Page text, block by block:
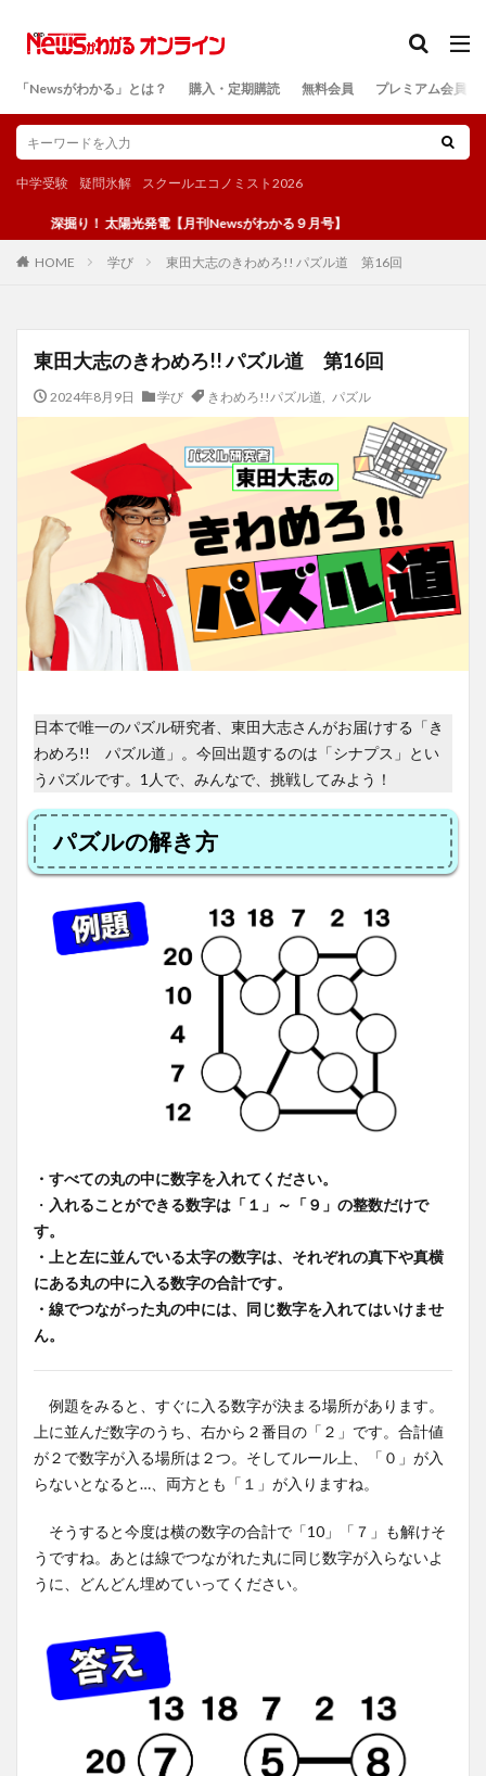
「Newsがわかる」とは？ 購入・定期購読 無料会員 プレミアム会員
中学受験 疑問氷解 スクールエコノミスト2026
掘り！ 太陽光発電【月刊Newsがわかる９月号】
HOME 学び 東田大志のきわめろ!! パズル道 第16回
東田大志のきわめろ!! パズル道 第16回
2024年8月9日 学び きわめろ!!パズル道 パズル
日本で唯一のパズル研究者、東田大志さんがお届けする「き
わめろ!! パズル道」。今回出題するのは「シナプス」とい
うパズルです。1人で、みんなで、挑戦してみよう！
パズルの解き方
・すべての丸の中に数字を入れてください。
・ 入れることができる数字は「１」～「９」の整数だけで
す。
・上と左に並んでいる太字の数字は、それぞれの真下や真横
にある丸の中に入る数字の合計です。
・線でつながった丸の中には、同じ数字を入れてはいけませ
ん。
例題をみると、すぐに入る数字が決まる場所があります。
上に並んだ数字のうち、右から２番目の「２」です。合計値
が２で数字が入る場所は２つ。そしてルール上、「０」が入
らないとなると…、両方とも「１」が入りますね。
そうすると今度は横の数字の合計で「10」「７」も解けそ
うですね。あとは線でつながれた丸に同じ数字が入らないよ
うに、どんどん埋めていってください。
検索